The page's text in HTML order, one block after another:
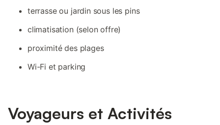
terrasse ou jardin sous les pins
climatisation (selon offre)
proximité des plages
Wi-Fi et parking
Voyageurs et Activités